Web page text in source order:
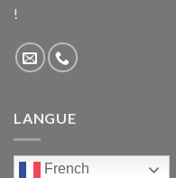
!
LANGUE
French